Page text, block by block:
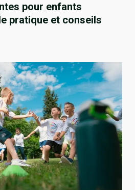
pour enfants
pratique et conseils